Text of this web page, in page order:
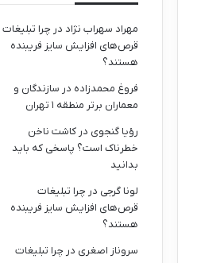
مهراد سهراب نژاد در چرا تبلیغات
قرص‌های افزایش سایز فریبنده
هستند؟
فروغ محمدزاده در سازندگان و
معماران برتر منطقه ۱ تهران
رؤیا گنجوی در کاشت ناخن
خطرناک است؟ پاسخی که باید
بدانید
لونا گرجی در چرا تبلیغات
قرص‌های افزایش سایز فریبنده
هستند؟
سروناز اصغری در چرا تبلیغات